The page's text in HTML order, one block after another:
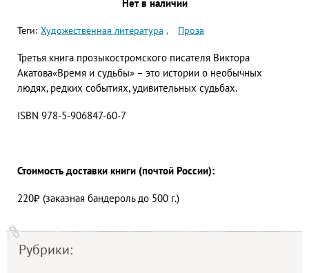
Рубрики:
Нет в наличии
Теги: Художественная литература Проза
Третья книга прозыкостромского писателя Виктора
Акатова«Время и судьбы» – это истории о необычных
людях, редких событиях, удивительных судьбах.
ISBN 978-5-906847-60-7
Стоимость доставки книги (почтой России):
220₽ (заказная бандероль до 500 г.)